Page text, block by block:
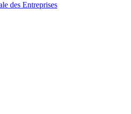
des Entreprises